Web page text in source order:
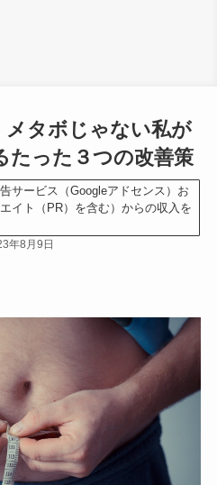
メタボじゃない私が
たった３つの改善策
サービス（Googleアドセンス）お
イト（PR）を含む）からの収入を
年8月9日